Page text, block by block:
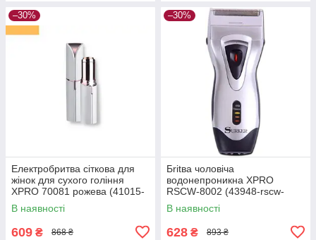
–30%
Електробритва сіткова для
жінок для сухого гоління
XPRO 70081 рожева (41015-
DSP-70081)
В наявності
609 ₴ 868 ₴
–30%
Бritва чоловіча
водонепроникна XPRO
RSCW-8002 (43948-rscw-
8002_245)
В наявності
628 ₴ 893 ₴